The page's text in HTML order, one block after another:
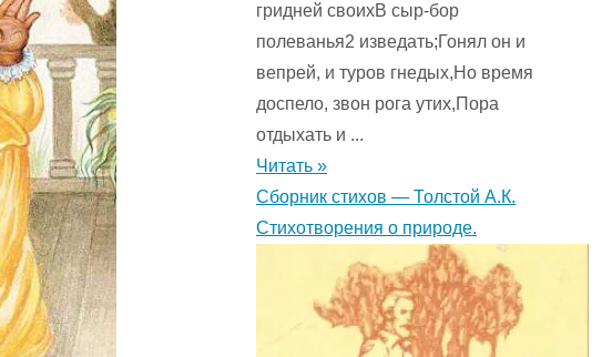
гридней своихВ сыр-бор
полеванья2 изведать;Гонял он и
вепрей, и туров гнедых,Но время
доспело, звон рога утих,Пора
отдыхать и ...
Читать »
Сборник стихов — Толстой А.К.
Стихотворения о природе.